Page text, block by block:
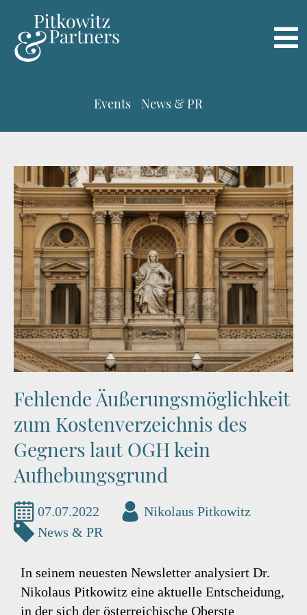
Events News & PR
Fehlende Äußerungsmöglichkeit
zum Kostenverzeichnis des
Gegners laut OGH kein
Aufhebungsgrund
07.07.2022
Nikolaus Pitkowitz
News & PR
In seinem neuesten Newsletter analysiert Dr.
Nikolaus Pitkowitz eine aktuelle Entscheidung,
in der sich der österreichische Oberste